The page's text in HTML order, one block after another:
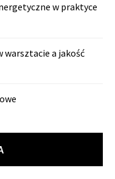
w praktyce
warsztacie a jakość